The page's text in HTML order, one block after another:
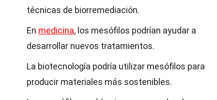
técnicas de biorremediación.
En medicina, los mesófilos podrían ayudar a
desarrollar nuevos tratamientos.
La biotecnología podría utilizar mesófilos para
producir materiales más sostenibles.